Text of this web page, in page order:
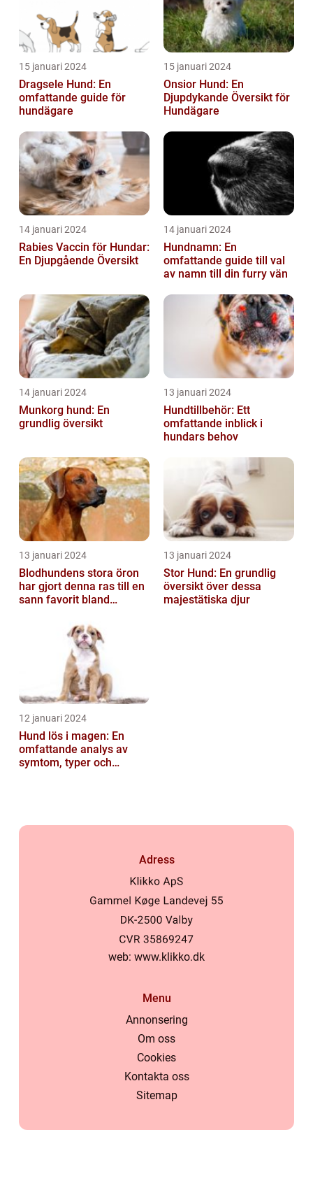
15 januari 2024
Dragsele Hund: En
omfattande guide för
hundägare
15 januari 2024
Onsior Hund: En
Djupdykande Översikt för
Hundägare
14 januari 2024
Rabies Vaccin för Hundar:
En Djupgående Översikt
14 januari 2024
Hundnamn: En
omfattande guide till val
av namn till din furry vän
14 januari 2024
Munkorg hund: En
grundlig översikt
13 januari 2024
Hundtillbehör: Ett
omfattande inblick i
hundars behov
13 januari 2024
Blodhundens stora öron
har gjort denna ras till en
sann favorit bland
13 januari 2024
Stor Hund: En grundlig
översikt över dessa
majestätiska djur
12 januari 2024
Hund lös i magen: En
omfattande analys av
symtom, typer och
Adress
web: www.klikko.dk
Menu
Annonsering
Om oss
Cookies
Kontakta oss
Sitemap